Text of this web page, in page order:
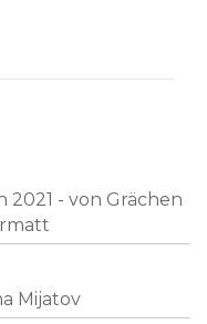
2021 - von Grächen
Mijatov